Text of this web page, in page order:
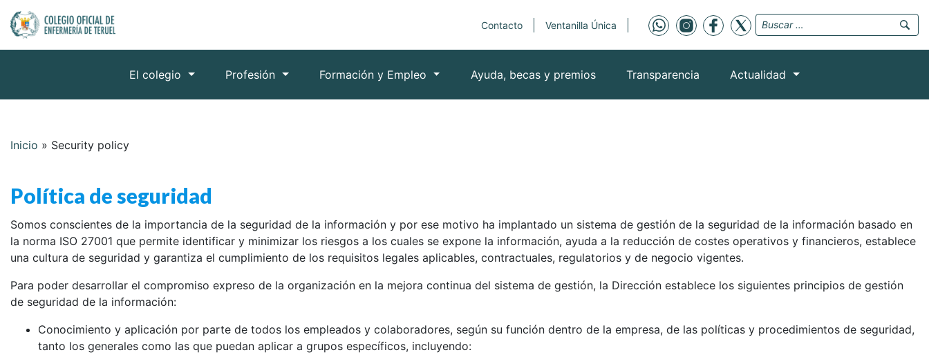
Contacto Ventanilla Única
El colegio Profesión Formación y Empleo Ayuda, becas y premios Transparencia Actualidad
Inicio » Security policy
Política de seguridad
Somos conscientes de la importancia de la seguridad de la información y por ese motivo ha implantado un sistema de gestión de la seguridad de la información basado en
la norma ISO 27001 que permite identificar y minimizar los riesgos a los cuales se expone la información, ayuda a la reducción de costes operativos y financieros, establece
una cultura de seguridad y garantiza el cumplimiento de los requisitos legales aplicables, contractuales, regulatorios y de negocio vigentes.
Para poder desarrollar el compromiso expreso de la organización en la mejora continua del sistema de gestión, la Dirección establece los siguientes principios de gestión
de seguridad de la información:
Conocimiento y aplicación por parte de todos los empleados y colaboradores, según su función dentro de la empresa, de las políticas y procedimientos de seguridad,
tanto los generales como las que puedan aplicar a grupos específicos, incluyendo: